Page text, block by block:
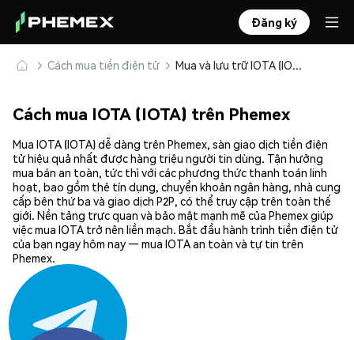
Đăng ký
Cách mua tiền điện tử Mua và lưu trữ IOTA (IOTA) an toàn
Cách mua IOTA (IOTA) trên Phemex
Mua IOTA (IOTA) dễ dàng trên Phemex, sàn giao dịch tiền điện
tử hiệu quả nhất được hàng triệu người tin dùng. Tận hưởng
mua bán an toàn, tức thì với các phương thức thanh toán linh
hoạt, bao gồm thẻ tín dụng, chuyển khoản ngân hàng, nhà cung
cấp bên thứ ba và giao dịch P2P, có thể truy cập trên toàn thế
giới. Nền tảng trực quan và bảo mật mạnh mẽ của Phemex giúp
việc mua IOTA trở nên liền mạch. Bắt đầu hành trình tiền điện tử
của bạn ngay hôm nay — mua IOTA an toàn và tự tin trên
Phemex.